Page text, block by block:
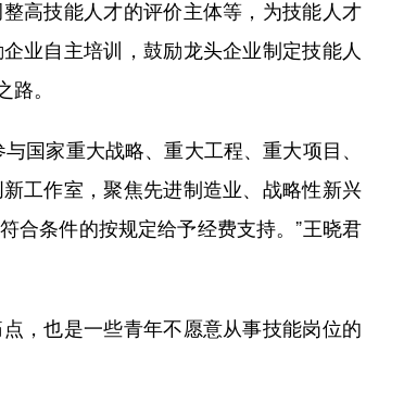
高技能人才的评价主体等，为技能人才
业自主培训，鼓励龙头企业制定技能人
路。
家重大战略、重大工程、重大项目、
工作室，聚焦先进制造业、战略性新兴
合条件的按规定给予经费支持。”王晓君
，也是一些青年不愿意从事技能岗位的